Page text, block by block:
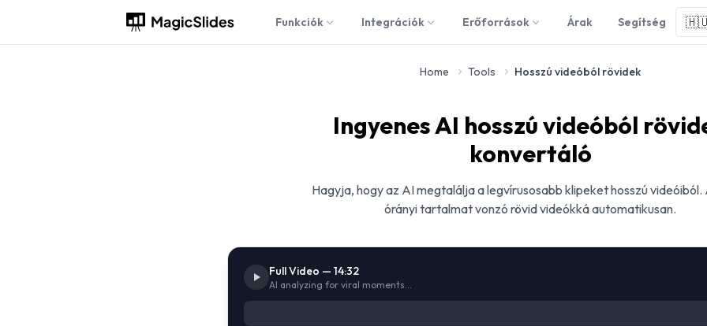
Funkciók Integrációk Erőforrások Árak Segítség
Home Tools Hosszú videóból rövidek
Ingyenes AI hosszú videóból
konvertáló
Hagyja, hogy az AI megtalálja a legvírusosabb klipeket hosszú videóiból.
órányi tartalmat vonzó rövid videókká automatikusan.
Full Video — 14:32
AI analyzing for viral moments...